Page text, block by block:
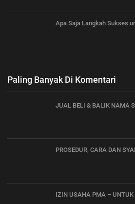
Apa Saja Langkah Sukses
Paling Banyak Di Komentari
JUAL BELI & BALIK NAMA
PROSEDUR, CARA DAN
IZIN USAHA PMA – UNTUK